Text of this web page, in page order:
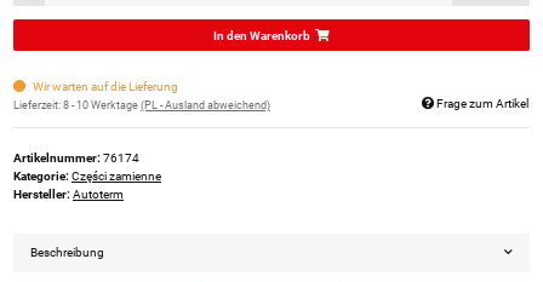
In den Warenkorb
Wir warten auf die Lieferung
Lieferzeit: 8 - 10 Werktage (PL - Ausland abweichend) Frage zum Artikel
Artikelnummer: 76174
Kategorie: Części zamienne
Hersteller: Autoterm
Beschreibung